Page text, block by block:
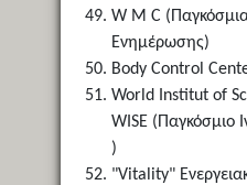
W M C
Ενημέρωσης)
Body Control
World Institut of
WISE (Παγκόσμιο
)
"Vitality"